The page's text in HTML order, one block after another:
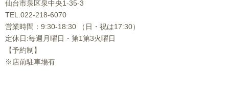
仙台市泉区泉中央1-35-3
TEL. 022-218-6070
営業時間：9:30-18:30 （日・祝は17:30）
定休日:毎週月曜日・第1第3火曜日
【予約制】
※店前駐車場有